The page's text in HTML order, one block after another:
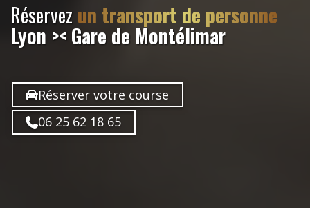
Réservez un transport de personne
Lyon >< Gare de Montélimar
Réserver votre course
06 25 62 18 65